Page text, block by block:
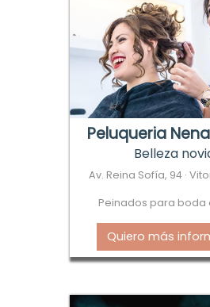
Peluqueria
Belleza
Av. Reina Sofía, 94 ·
Peinados para boda
Quiero más